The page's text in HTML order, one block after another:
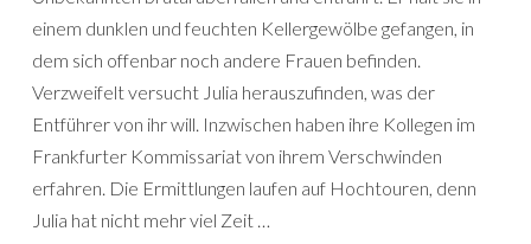
einem dunklen und feuchten Kellergewölbe gefangen, in
dem sich offenbar noch andere Frauen befinden.
Verzweifelt versucht Julia herauszufinden, was der
Entführer von ihr will. Inzwischen haben ihre Kollegen im
Frankfurter Kommissariat von ihrem Verschwinden
erfahren. Die Ermittlungen laufen auf Hochtouren, denn
Julia hat nicht mehr viel Zeit …